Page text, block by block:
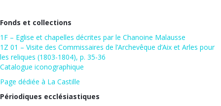
Fonds et collections
1F – Eglise et chapelles décrites par le Chanoine Malausse
1Z 01 – Visite des Commissaires de l’Archevêque d’Aix et Arles pour
les reliques (1803-1804), p. 35-36
Catalogue iconographique
Page dédiée à La Castille
Périodiques ecclésiastiques